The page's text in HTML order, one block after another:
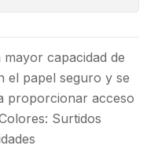
capacidad de
el papel seguro y se
proporcionar acceso
Surtidos